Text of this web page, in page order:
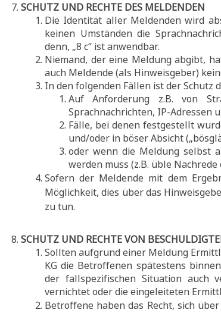
SCHUTZ UND RECHTE DES MELDENDEN
Die Identität aller Meldenden wird
keinen Umständen die
denn, „8 c“ ist anwendbar.
Niemand, der eine Meldung abgibt,
auch Meldende (als Hinweisgeber)
In den folgenden Fällen ist der Schutz
Auf Anforderung z.B. von
Sprachnachrichten, IP-Adressen
Fälle, bei denen festgestellt
und/oder in böser Absicht
oder wenn die Meldung selbst
werden muss (z.B. üble
Sofern der Meldende mit dem
Möglichkeit, dies über das
zu tun.
SCHUTZ UND RECHTE VON
Sollten aufgrund einer Meldung
KG die Betroffenen spätestens
der fallspezifischen Situation auch
vernichtet oder die eingeleiteten
Betroffene haben das Recht, sich